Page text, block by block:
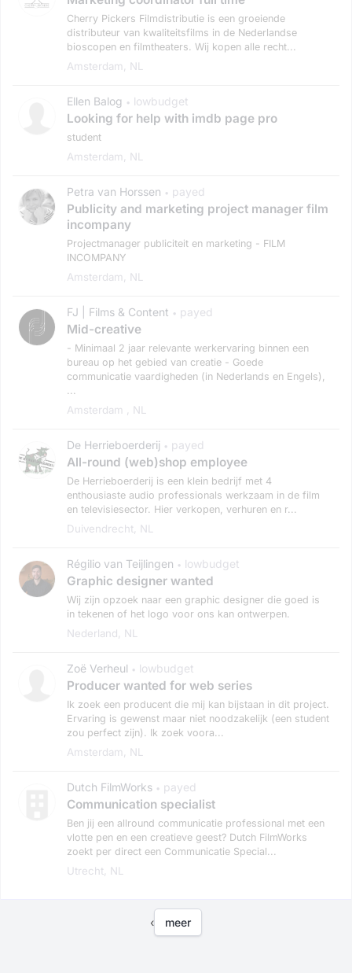
Cherry Pickers Filmdistributie is een groeiende
distributeur van kwaliteitsfilms in de Nederlandse
bioscopen en filmtheaters. Wij kopen alle recht...
Amsterdam, NL
Ellen Balog • lowbudget
Looking for help with imdb page pro
student
Amsterdam, NL
Petra van Horssen • payed
Publicity and marketing project manager film
incompany
Projectmanager publiciteit en marketing - FILM
INCOMPANY
Amsterdam, NL
FJ | Films & Content • payed
Mid-creative
- Minimaal 2 jaar relevante werkervaring binnen een
bureau op het gebied van creatie - Goede
communicatie vaardigheden (in Nederlands en Engels),
...
Amsterdam , NL
De Herrieboerderij • payed
All-round (web)shop employee
De Herrieboerderij is een klein bedrijf met 4
enthousiaste audio professionals werkzaam in de film
en televisiesector. Hier verkopen, verhuren en r...
Duivendrecht, NL
Régilio van Teijlingen • lowbudget
Graphic designer wanted
Wij zijn opzoek naar een graphic designer die goed is
in tekenen of het logo voor ons kan ontwerpen.
Nederland, NL
Zoë Verheul • lowbudget
Producer wanted for web series
Ik zoek een producent die mij kan bijstaan in dit project.
Ervaring is gewenst maar niet noodzakelijk (een student
zou perfect zijn). Ik zoek voora...
Amsterdam, NL
Dutch FilmWorks • payed
Communication specialist
Ben jij een allround communicatie professional met een
vlotte pen en een creatieve geest? Dutch FilmWorks
zoekt per direct een Communicatie Special...
Utrecht, NL
‹ meer